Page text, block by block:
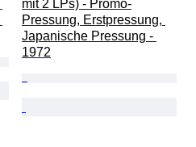
mit 2 LPs) - Promo-
Pressung, Erstpressung,
Japanische Pressung -
1972